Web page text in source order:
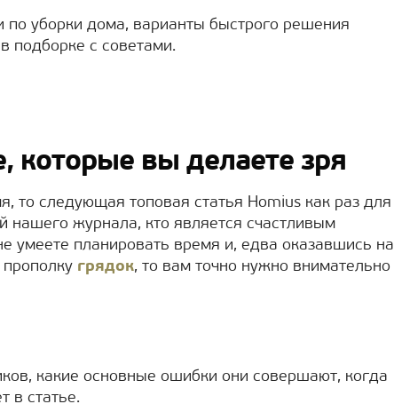
по уборки дома, варианты быстрого решения
подборке с советами.
которые вы делаете зря
то следующая топовая статья Homius как раз для
нашего журнала, кто является счастливым
умеете планировать время и, едва оказавшись на
грядок, то вам точно нужно внимательно
какие основные ошибки они совершают, когда
в статье.